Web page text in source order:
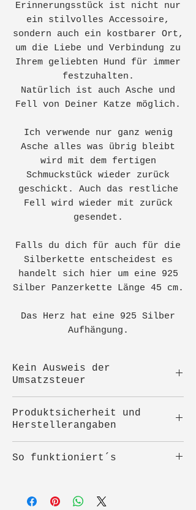
Erinnerungsstück ist nicht nur
ein stilvolles Accessoire,
sondern auch ein kostbarer Ort,
um die Liebe und Verbindung zu
Ihrem geliebten Hund für immer
festzuhalten.
Natürlich ist auch Asche und
Fell von Deiner Katze möglich.
Ich verwende nur ganz wenig
Asche alles was übrig bleibt
wird mit dem fertigen
Schmuckstück wieder zurück
geschickt. Auch das restliche
Fell wird wieder mit zurück
gesendet.
Falls du dich für auch für die
Silberkette entscheidest es
handelt sich hier um eine 925
Silber Panzerkette Länge 45 cm.
Das Herz hat eine 925 Silber
Aufhängung.
Kein Ausweis der
Umsatzsteuer
Gesamtpreise. Kein Ausweis
der Umsatzsteuer
Produktsicherheit und
Herstellerangaben
Alexandra Steinberger
Österreich
So funktioniert´s
Schmuckstück etwa einen